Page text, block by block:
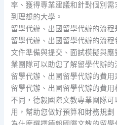
率、獲得專業建議和針對個別
到理想的大學。
留學代辦、出國留學代辦的流程
留學代辦、出國留學代辦的流程
文件準備與提交、面試模擬與
業團隊可以助您了解留學代辦的
留學代辦、出國留學代辦的費用
留學代辦、出國留學代辦的費
不同，德毅國際文教專業團隊
用，幫助您做好預算和財務規劃